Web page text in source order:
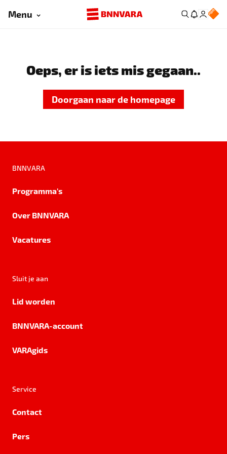
Menu
Oeps, er is iets mis gegaan..
Doorgaan naar de homepage
BNNVARA
Programma's
Over BNNVARA
Vacatures
Sluit je aan
Lid worden
BNNVARA-account
VARAgids
Service
Contact
Pers